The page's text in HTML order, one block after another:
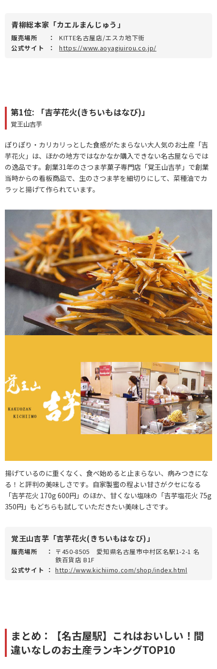
青柳総本家「カエルまんじゅう」
販売場所 ：
KITTE名古屋店/エスカ地下街
公式サイト
： https://www.aoyagiuirou.co.jp/
第1位: 「吉芋花火(きちいもはなび)」
覚王山吉芋
ぽりぽり・カリカリっとした食感がたまらない大人気のお土産「吉
芋花火」は、ほかの地方ではなかなか購入できない名古屋ならでは
の逸品です。創業31年のさつま芋菓子専門店「覚王山吉芋」で創業
当時からの看板商品で、生のさつま芋を細切りにして、菜種油でカ
ラッと揚げて作られています。
揚げているのに重くなく、食べ始めると止まらない、病みつきにな
る！と評判の美味しさです。自家製蜜の程よい甘さがクセになる
「吉芋花火 170g 600円」のほか、甘くない塩味の「吉芋塩花火 75g
350円」もどちらも試していただきたい美味しさです。
覚王山吉芋「吉芋花火(きちいもはなび)」
販売場所 ：
〒450-8505 愛知県名古屋市中村区名駅1-2-1 名
鉄百貨店 B1F
公式サイト
： http://www.kichiimo.com/shop/index.html
まとめ：【名古屋駅】これはおいしい！間
違いなしのお土産ランキングTOP10